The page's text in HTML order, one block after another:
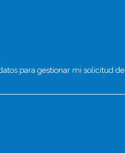
para gestionar mi solicitud de